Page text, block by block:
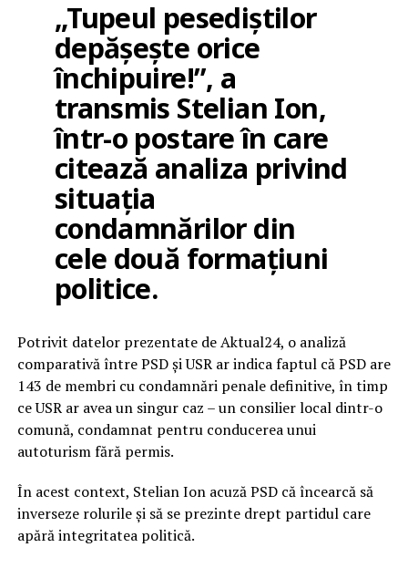
„Tupeul pesediștilor
depășește orice
închipuire!”, a
transmis Stelian Ion,
într-o postare în care
citează analiza privind
situația
condamnărilor din
cele două formațiuni
politice.
Potrivit datelor prezentate de Aktual24, o analiză
comparativă între PSD și USR ar indica faptul că PSD are
143 de membri cu condamnări penale definitive, în timp
ce USR ar avea un singur caz – un consilier local dintr-o
comună, condamnat pentru conducerea unui
autoturism fără permis.
În acest context, Stelian Ion acuză PSD că încearcă să
inverseze rolurile și să se prezinte drept partidul care
apără integritatea politică.